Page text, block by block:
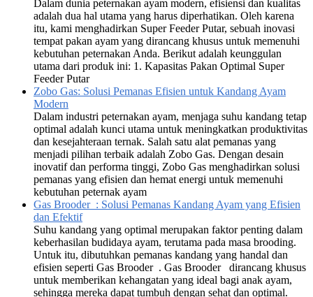
Dalam dunia peternakan ayam modern, efisiensi dan kualitas
adalah dua hal utama yang harus diperhatikan. Oleh karena
itu, kami menghadirkan Super Feeder Putar, sebuah inovasi
tempat pakan ayam yang dirancang khusus untuk memenuhi
kebutuhan peternakan Anda. Berikut adalah keunggulan
utama dari produk ini: 1. Kapasitas Pakan Optimal Super
Feeder Putar
Zobo Gas: Solusi Pemanas Efisien untuk Kandang Ayam
Modern
Dalam industri peternakan ayam, menjaga suhu kandang tetap
optimal adalah kunci utama untuk meningkatkan produktivitas
dan kesejahteraan ternak. Salah satu alat pemanas yang
menjadi pilihan terbaik adalah Zobo Gas. Dengan desain
inovatif dan performa tinggi, Zobo Gas menghadirkan solusi
pemanas yang efisien dan hemat energi untuk memenuhi
kebutuhan peternak ayam
Gas Brooder : Solusi Pemanas Kandang Ayam yang Efisien
dan Efektif
Suhu kandang yang optimal merupakan faktor penting dalam
keberhasilan budidaya ayam, terutama pada masa brooding.
Untuk itu, dibutuhkan pemanas kandang yang handal dan
efisien seperti Gas Brooder . Gas Brooder dirancang khusus
untuk memberikan kehangatan yang ideal bagi anak ayam,
sehingga mereka dapat tumbuh dengan sehat dan optimal.